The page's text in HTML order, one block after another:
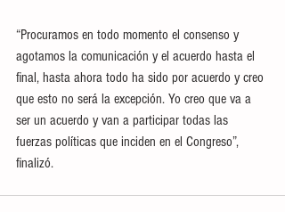
“Procuramos en todo momento el consenso y
agotamos la comunicación y el acuerdo hasta el
final, hasta ahora todo ha sido por acuerdo y creo
que esto no será la excepción. Yo creo que va a
ser un acuerdo y van a participar todas las
fuerzas políticas que inciden en el Congreso”,
finalizó.